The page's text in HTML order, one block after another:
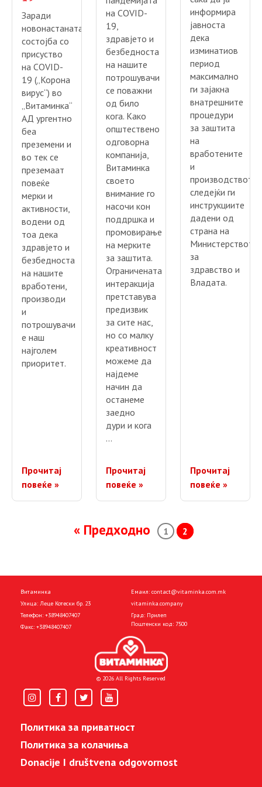
Заради
новонастанатата
состојба со
присуство
на COVID-
19 („Корона
вирус“) во
„Витаминка“
АД ургентно
беа
преземени и
во тек се
преземаат
повеќе
мерки и
активности,
водени од
тоа дека
здравјето и
безбедноста
на нашите
вработени,
производи
и
потрошувачи
е наш
најголем
приоритет.
Прочитај
повеќе »
на COVID-
19,
здравјето и
безбедноста
на нашите
потрошувачи
се поважни
од било
кога. Како
општествено
одговорна
компанија,
Витаминка
своето
внимание го
насочи кон
поддршка и
промовирање
на мерките
за заштита.
Ограничената
интеракција
претставува
предизвик
за сите нас,
но со малку
креативност
можеме да
најдеме
начин да
останеме
заедно
дури и кога
…
Прочитај
повеќе »
информира
јавноста
дека
изминатиов
период
максимално
ги зајакна
внатрешните
процедури
за заштита
на
вработените
и
производството,
следејќи ги
инструкциите
дадени од
страна на
Министерството
за
здравство и
Владата.
Прочитај
повеќе »
Posts navigation
« Предходно 1 2
Витаминка
Улица: Леце Котески бр. 23
Телефон: +38948407407
Факс: +38948407407
Емаил: contact@vitaminka.com.mk
vitaminka.company
Град: Прилеп
Поштенски код: 7500
© 2026 All Rights Reserved
Политика за приватност
Политика за колачиња
Donacije I društvena odgovornost